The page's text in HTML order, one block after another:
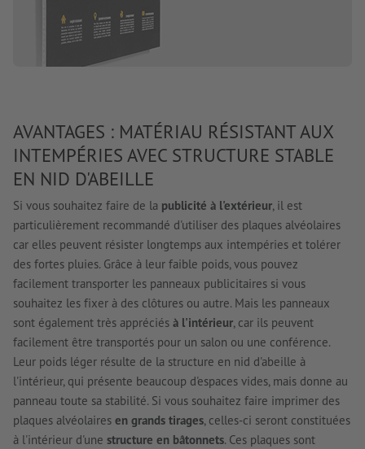
AVANTAGES : MATÉRIAU RÉSISTANT AUX
INTEMPÉRIES AVEC STRUCTURE STABLE
EN NID D'ABEILLE
Si vous souhaitez faire de la publicité à l'extérieur, il est
particulièrement recommandé d'utiliser des plaques alvéolaires
car elles peuvent résister longtemps aux intempéries et tolérer
des fortes pluies. Grâce à leur faible poids, vous pouvez
facilement transporter les panneaux publicitaires si vous
souhaitez les fixer à des clôtures ou autre. Mais les panneaux
sont également très appréciés à l'intérieur, car ils peuvent
facilement être transportés pour un salon ou une conférence.
Leur poids léger résulte de la structure en nid d'abeille à
l'intérieur, qui présente beaucoup d'espaces vides, mais donne au
panneau toute sa stabilité. Si vous souhaitez faire imprimer des
plaques alvéolaires en grands tirages, celles-ci seront constituées
à l'intérieur d'une structure en bâtonnets. Ces plaques sont